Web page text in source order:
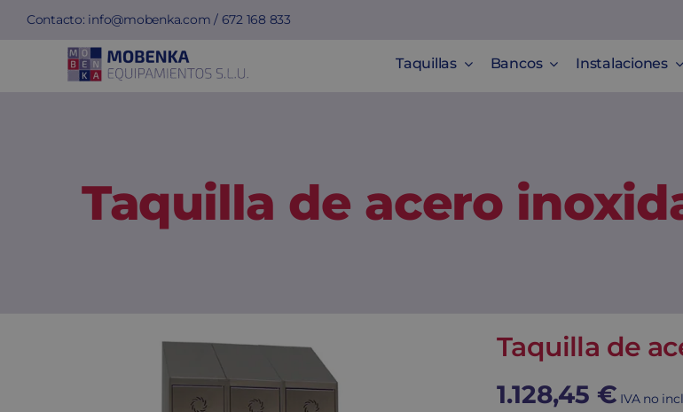
Saltar
contenido
Contacto: info@mobenka.com / 672 168 833
Taquillas Bancos Instalaciones
Taquilla de acero
Taquilla de
1.128,45 € IVA no